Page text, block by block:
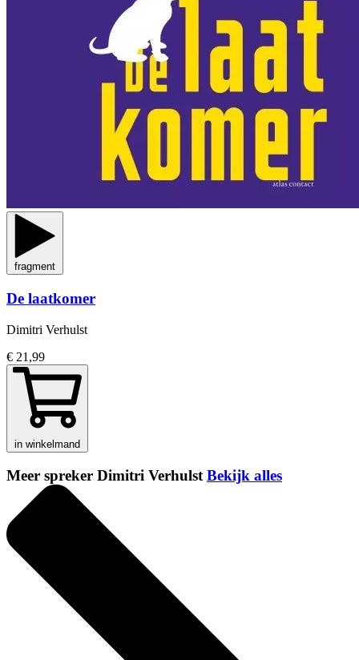
fragment
De laatkomer
Dimitri Verhulst
€ 21,99
in winkelmand
Meer spreker Dimitri VerhulstBekijk alles